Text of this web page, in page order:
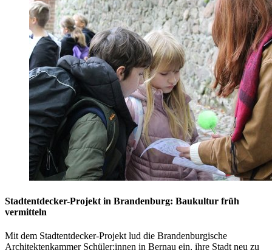
Stadtentdecker-Projekt in Brandenburg: Baukultur früh
vermitteln
Mit dem Stadtentdecker-Projekt lud die Brandenburgische
Architektenkammer Schüler:innen in Bernau ein, ihre Stadt neu zu